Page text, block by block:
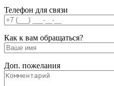
Телефон для связи
Как к вам обращаться?
Доп. пожелания